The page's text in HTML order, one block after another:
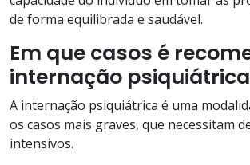
de forma equilibrada e saudável.
Em que casos é
internação
A internação psiquiátrica é uma
os casos mais graves, que necessitam
intensivos.